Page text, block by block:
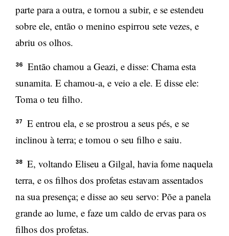
parte para a outra, e tornou a subir, e se estendeu
sobre ele, então o menino espirrou sete vezes, e
abriu os olhos.
36
Então chamou a Geazi, e disse: Chama esta
sunamita. E chamou-a, e veio a ele. E disse ele:
Toma o teu filho.
37
E entrou ela, e se prostrou a seus pés, e se
inclinou à terra; e tomou o seu filho e saiu.
38
E, voltando Eliseu a Gilgal, havia fome naquela
terra, e os filhos dos profetas estavam assentados
na sua presença; e disse ao seu servo: Põe a panela
grande ao lume, e faze um caldo de ervas para os
filhos dos profetas.